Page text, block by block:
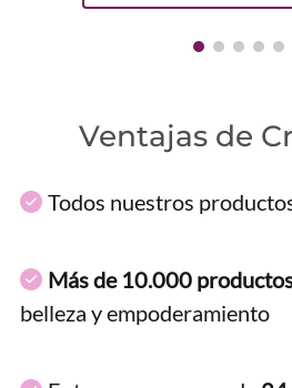
Ventajas de
Todos nuestros
Más de 10.000
belleza y empoderamiento